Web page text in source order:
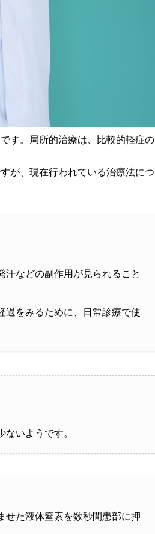
す。局所的治療は、比較的軽症の
が、現在行われている治療法につ
汗などの副作用が見られること
過をみるために、日常診療で使
いようです。
せた液体窒素を数秒間患部に押